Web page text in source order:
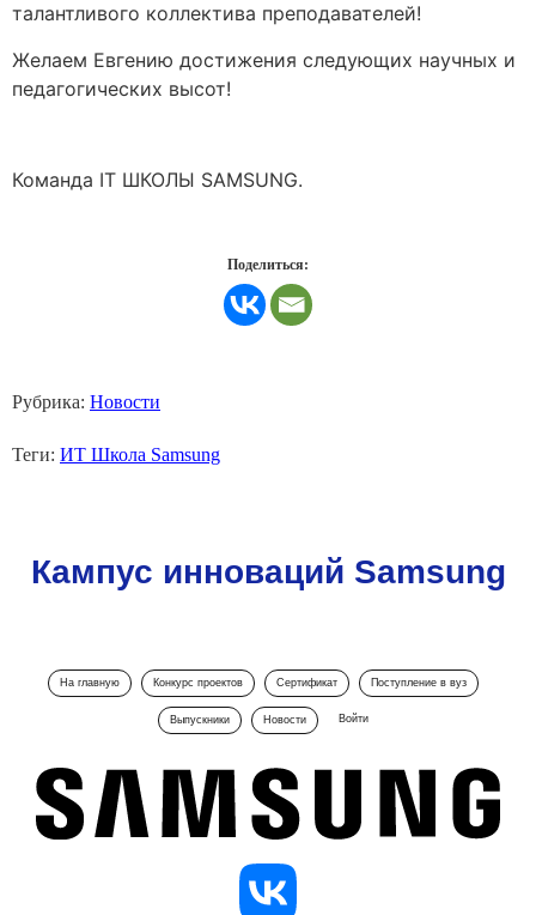
талантливого коллектива преподавателей!
Желаем Евгению достижения следующих научных и
педагогических высот!
Команда IT ШКОЛЫ SAMSUNG.
Поделиться:
Рубрика: Новости
Теги: ИТ Школа Samsung
Кампус инноваций Samsung
На главную Конкурс проектов Сертификат Поступление в вуз
Выпускники Новости Войти